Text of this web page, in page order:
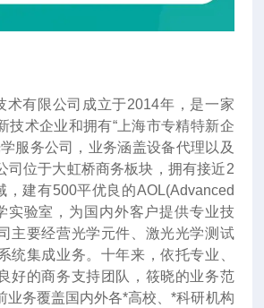
术有限公司成立于2014年 ， 是一家
技术企业和拥有“上海市专精特新企
服务公司，业务涵盖设备代理以及
司位于大虹桥商务板块，拥有接近2
，建有500平优良的AOL(Advanced
实验室，为国内外客户提供专业技
主要经营光学元件、激光光学测试
统集成业务。十年来 ，依托专业、
好的商务支持团队，筱晓的业务范
业务覆盖国内外各*高校、*科研机构